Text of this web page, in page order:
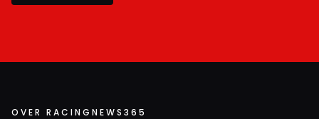
OVER RACINGNEWS365